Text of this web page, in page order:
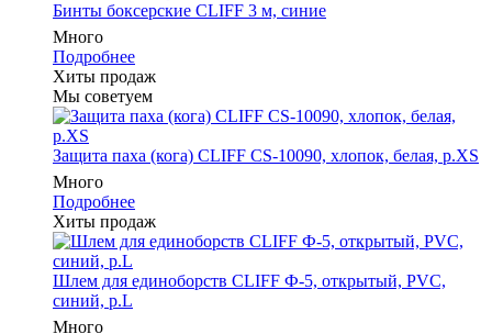
Бинты боксерские CLIFF 3 м, синие
Много
Подробнее
Хиты продаж
Мы советуем
Защита паха (кога) CLIFF CS-10090, хлопок, белая, р.XS
Много
Подробнее
Хиты продаж
Шлем для единоборств CLIFF Ф-5, открытый, PVC,
синий, p.L
Много